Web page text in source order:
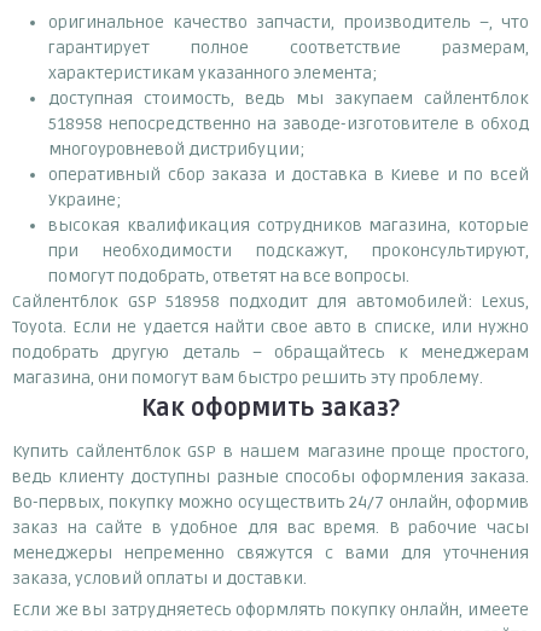
оригинальное качество запчасти, производитель –, что
гарантирует полное соответствие размерам,
характеристикам указанного элемента;
доступная стоимость, ведь мы закупаем сайлентблок
518958 непосредственно на заводе-изготовителе в обход
многоуровневой дистрибуции;
оперативный сбор заказа и доставка в Киеве и по всей
Украине;
высокая квалификация сотрудников магазина, которые
при необходимости подскажут, проконсультируют,
помогут подобрать, ответят на все вопросы.
Сайлентблок GSP 518958 подходит для автомобилей: Lexus,
Toyota. Если не удается найти свое авто в списке, или нужно
подобрать другую деталь – обращайтесь к менеджерам
магазина, они помогут вам быстро решить эту проблему.
Как оформить заказ?
Купить сайлентблок GSP в нашем магазине проще простого,
ведь клиенту доступны разные способы оформления заказа.
Во-первых, покупку можно осуществить 24/7 онлайн, оформив
заказ на сайте в удобное для вас время. В рабочие часы
менеджеры непременно свяжутся с вами для уточнения
заказа, условий оплаты и доставки.
Если же вы затрудняетесь оформлять покупку онлайн, имеете